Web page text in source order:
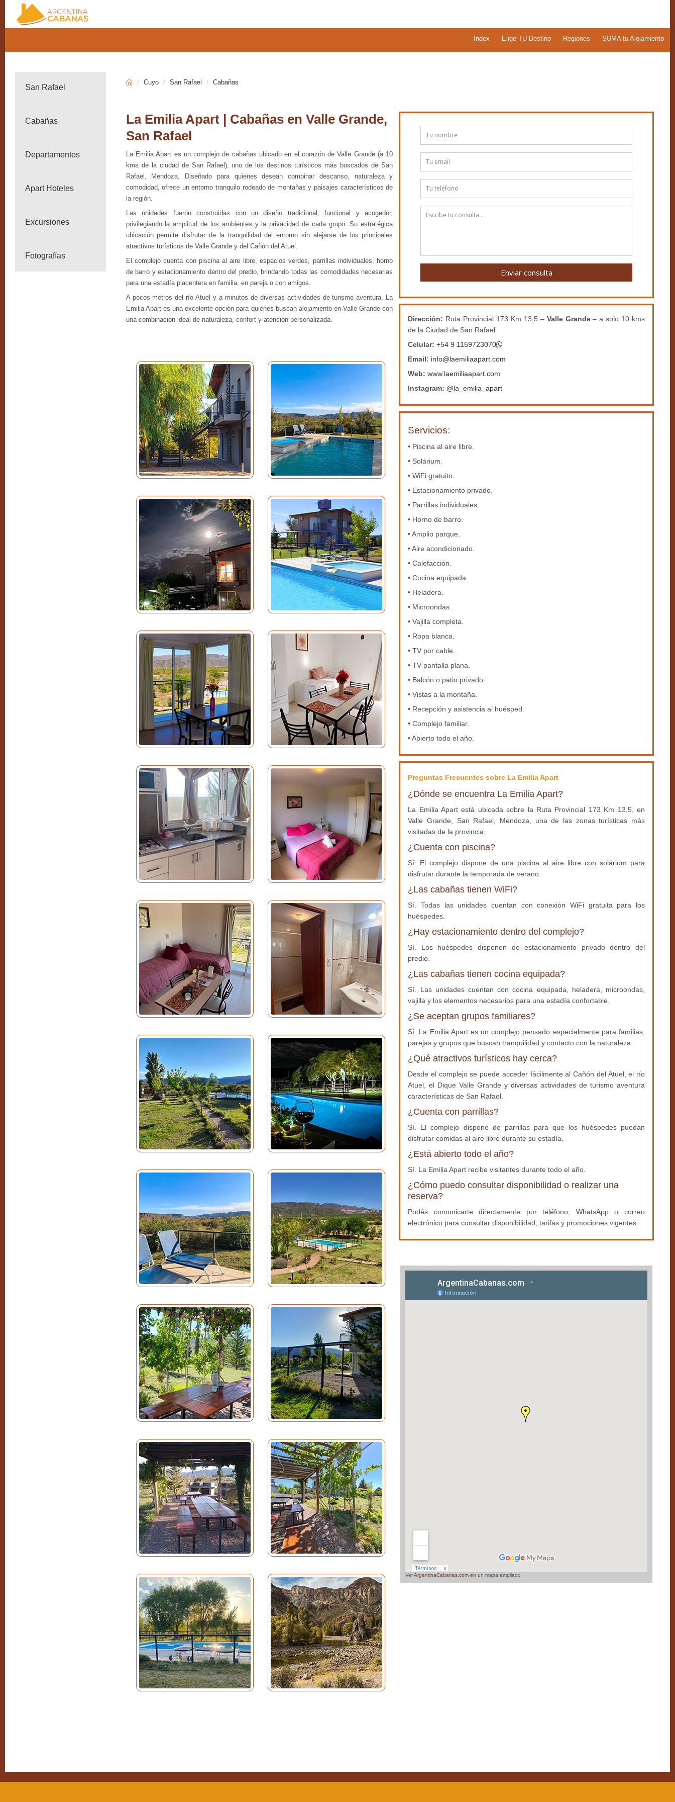
Index Elige TU Destino Regiones SUMA tu Alojamiento
San Rafael
Cabañas
Departamentos
Apart Hoteles
Excursiones
Fotografías
Cuyo San Rafael Cabañas
La Emilia Apart | Cabañas en Valle Grande,
San Rafael
La Emilia Apart es un complejo de cabañas ubicado en el corazón de Valle Grande (a 10
kms de la ciudad de San Rafael), uno de los destinos turísticos más buscados de San
Rafael, Mendoza. Diseñado para quienes desean combinar descanso, naturaleza y
comodidad, ofrece un entorno tranquilo rodeado de montañas y paisajes característicos de
la región.
Las unidades fueron construidas con un diseño tradicional, funcional y acogedor,
privilegiando la amplitud de los ambientes y la privacidad de cada grupo. Su estratégica
ubicación permite disfrutar de la tranquilidad del entorno sin alejarse de los principales
atractivos turísticos de Valle Grande y del Cañón del Atuel.
El complejo cuenta con piscina al aire libre, espacios verdes, parrillas individuales, horno
de barro y estacionamiento dentro del predio, brindando todas las comodidades necesarias
para una estadía placentera en familia, en pareja o con amigos.
A pocos metros del río Atuel y a minutos de diversas actividades de turismo aventura, La
Emilia Apart es una excelente opción para quienes buscan alojamiento en Valle Grande con
una combinación ideal de naturaleza, confort y atención personalizada.
Enviar consulta
Dirección: Ruta Provincial 173 Km 13,5 – Valle Grande– a solo 10 kms
de la Ciudad de San Rafael
Celular:+54 9 1159723070
Email: info@laemiliaapart.com
Web:www.laemiliaapart.com
Instagram: @la_emilia_apart
Servicios:
• Piscina al aire libre.
• Solárium.
• WiFi gratuito.
• Estacionamiento privado.
• Parrillas individuales.
• Horno de barro.
• Amplio parque.
• Aire acondicionado.
• Calefacción.
• Cocina equipada.
• Heladera.
• Microondas.
• Vajilla completa.
• Ropa blanca.
• TV por cable.
• TV pantalla plana.
• Balcón o patio privado.
• Vistas a la montaña.
• Recepción y asistencia al huésped.
• Complejo familiar.
• Abierto todo el año.
Preguntas Frecuentes sobre La Emilia Apart
¿Dónde se encuentra La Emilia Apart?
La Emilia Apart está ubicada sobre la Ruta Provincial 173 Km 13,5, en
Valle Grande, San Rafael, Mendoza, una de las zonas turísticas más
visitadas de la provincia.
¿Cuenta con piscina?
Sí. El complejo dispone de una piscina al aire libre con solárium para
disfrutar durante la temporada de verano.
¿Las cabañas tienen WiFi?
Sí. Todas las unidades cuentan con conexión WiFi gratuita para los
huéspedes.
¿Hay estacionamiento dentro del complejo?
Sí. Los huéspedes disponen de estacionamiento privado dentro del
predio.
¿Las cabañas tienen cocina equipada?
Sí. Las unidades cuentan con cocina equipada, heladera, microondas,
vajilla y los elementos necesarios para una estadía confortable.
¿Se aceptan grupos familiares?
Sí. La Emilia Apart es un complejo pensado especialmente para familias,
parejas y grupos que buscan tranquilidad y contacto con la naturaleza.
¿Qué atractivos turísticos hay cerca?
Desde el complejo se puede acceder fácilmente al Cañón del Atuel, el río
Atuel, el Dique Valle Grande y diversas actividades de turismo aventura
características de San Rafael.
¿Cuenta con parrillas?
Sí. El complejo dispone de parrillas para que los huéspedes puedan
disfrutar comidas al aire libre durante su estadía.
¿Está abierto todo el año?
Sí. La Emilia Apart recibe visitantes durante todo el año.
¿Cómo puedo consultar disponibilidad o realizar una
reserva?
Podés comunicarte directamente por teléfono, WhatsApp o correo
electrónico para consultar disponibilidad, tarifas y promociones vigentes.
VerArgentinaCabanas.com en un mapa ampliado